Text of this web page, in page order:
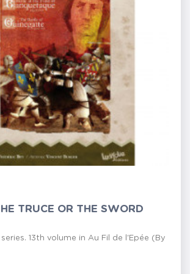
TRUCE OR THE SWORD
series. 13th volume in Au Fil de l'Epée (By